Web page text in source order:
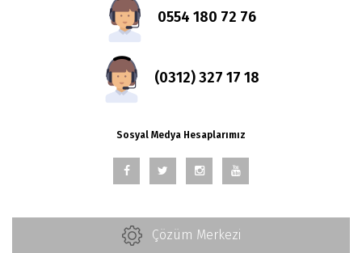
0554 180 72 76
(0312) 327 17 18
Sosyal Medya Hesaplarımız
Çözüm Merkezi